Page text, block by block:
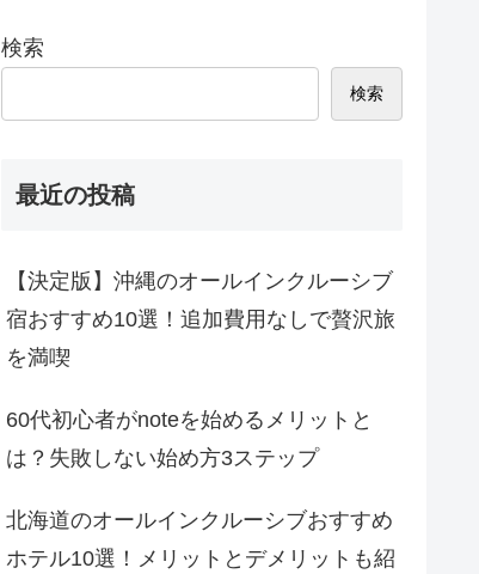
検索
検索
最近の投稿
【決定版】沖縄のオールインクルーシブ
宿おすすめ10選！追加費用なしで贅沢旅
を満喫
60代初心者がnoteを始めるメリットと
は？失敗しない始め方3ステップ
北海道のオールインクルーシブおすすめ
ホテル10選！メリットとデメリットも紹